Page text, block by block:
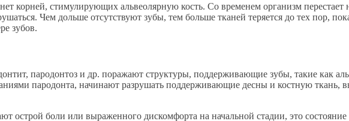
корней, стимулирующих альвеолярную кость. Со временем организм перестает
Чем дольше отсутствуют зубы, тем больше тканей теряется до тех пор,
зубов.
пародонтоз и др. поражают структуры, поддерживающие зубы, такие как
пародонта, начинают разрушать поддерживающие десны и костную ткань,
острой боли или выраженного дискомфорта на начальной стадии, это состояние